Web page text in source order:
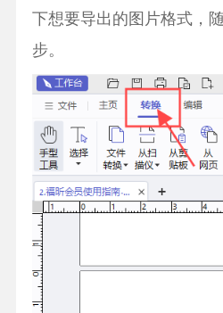
下想要导出的图片格式，
步。